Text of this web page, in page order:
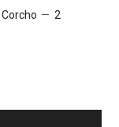
2